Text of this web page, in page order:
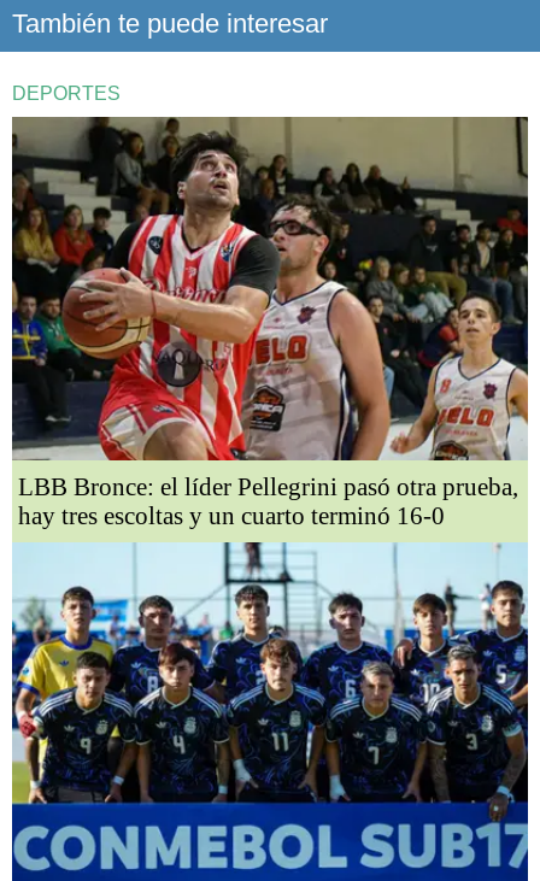
También te puede interesar
DEPORTES
LBB Bronce: el líder Pellegrini pasó otra prueba,
hay tres escoltas y un cuarto terminó 16-0